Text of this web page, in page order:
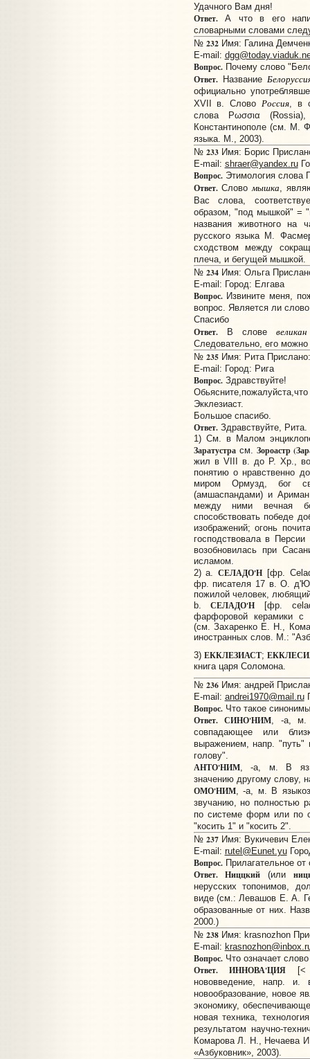
Удачного Вам дня!
Ответ.А что в его
словарными словами
№ 232Имя: Галина
E-mail:
Вопрос.Почему слово
Ответ.Название
официально
XVII в. СловоРоссия, в
слова Ρωσσια
Константинополе (см. М.
языка. М., 2003).
№ 233Имя: Борис
E-mail: shraer@yandex.ru
Вопрос.Этимология
Ответ.Словомышка,
Вас слова,
образом, "под мышкой" =
названия животного на
русского языка М.
сходством между
плеча, и бегущей мышкой.
№ 234Имя: Ольга
E-mail: Город: Елгава
Вопрос.Извините меня,
вопрос. Является ли
Спасибо
Ответ.В словевеликан
Следовательно, его
№ 235Имя: Рита
E-mail: Город: Рига
Вопрос.Здравствуйте!
Экклезиаст.
Большое спасибо.
Ответ.Здравствуйте, Рита.
1) См. в Малом
Заратустрасм. Зороастр
жил в VIII в. до Р. Хр.,
понятию о нравственно
миром Ормузд, бог
(амшаспандами) и
между ними вечная
способствовать победе
изображений; огонь
господствовала в
возобновилась при
исламом.
2) a.СЕЛАДО'Н [фр.
фр. писателя 17 в. О.
пожилой человек,
b.СЕЛАДО'Н [фр.
фарфоровой керамики с
(см. Захаренко Е. Н.,
иностранных слов. М.:
3) ЕККЛЕЗИАСТ;
книга царя Соломона.
№ 236Имя: андрей
E-mail: andrei1970@mail.ru
Вопрос.Что такое
Ответ. СИНО'НИМ, -а, м.
совпадающее или
выражением, напр. "путь"
голову".
АНТО'НИМ, -а, м. В
значению другому слову,
ОМО'НИМ, -а, м. В
звучанию, но полностью
по системе форм или по
"косить 1" и "косить 2".
№ 237Имя: Вукичевич
E-mail: rutel@Eunet.yu
Вопрос.Прилагательное от
Ответ. Ниццкий (или
нерусских топонимов,
виде (см.: Левашов Е. А.
образованные от них.
2000.)
№ 238Имя: krasnozhon
E-mail:
Вопрос.Что означает слово
Ответ. ИННОВА'ЦИЯ [<
нововведение, напр. и.
новообразование, новое
экономику,
новая техника,
результатом научно-
Комарова Л. Н., Нечаева
«Азбуковник», 2003).